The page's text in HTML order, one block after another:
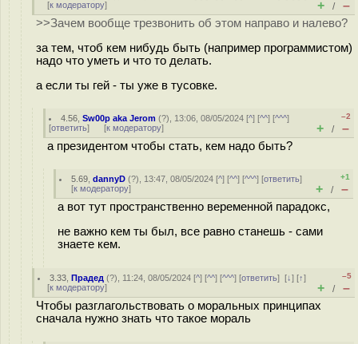
[к модератору] + / –
>>Зачем вообще трезвонить об этом направо и налево?
за тем, чтоб кем нибудь быть (например программистом)
надо что уметь и что то делать.
а если ты гей - ты уже в тусовке.
4.56 ,Sw00p aka Jerom (?), 13:06, 08/05/2024 [^] [^^] [^^^]
[ответить] [к модератору]
–2
+ / –
а президентом чтобы стать, кем надо быть?
5.69 ,dannyD (?), 13:47, 08/05/2024 [^] [^^] [^^^] [ответить]
[к модератору]
+1
+ / –
а вот тут пространственно веременной парадокс,
не важно кем ты был, все равно станешь - сами
знаете кем.
3.33 ,Прадед (?), 11:24, 08/05/2024 [^] [^^] [^^^] [ответить][↓] [↑]
[к модератору]
–5
+ / –
Чтобы разглагольствовать о моральных принципах
сначала нужно знать что такое мораль